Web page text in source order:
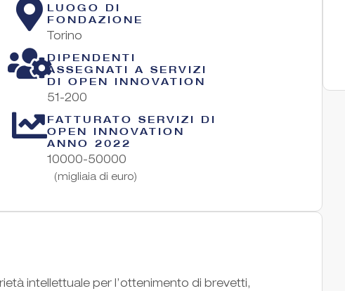
LUOGO DI
FONDAZIONE
Torino
DIPENDENTI
ASSEGNATI A SERVIZI
DI OPEN INNOVATION
51-200
FATTURATO SERVIZI DI
OPEN INNOVATION
ANNO 2022
10000-50000
(migliaia di euro)
intellettuale per l’ottenimento di brevetti,